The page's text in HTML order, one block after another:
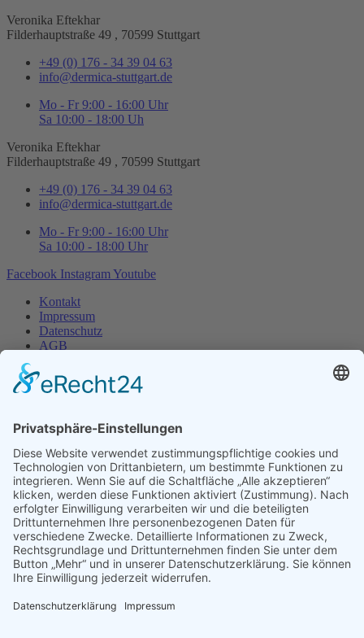
Veronika Eftekhar
Filderhauptstraße 49 , 70599 Stuttgart
+49 (0) 176 - 34 39 04 63
info@dermica-stuttgart.de
Mo - Fr 9:00 - 16:00 Uhr
Sa 10:00 - 18:00 Uh
Veronika Eftekhar
Filderhauptstraße 49 , 70599 Stuttgart
+49 (0) 176 - 34 39 04 63
info@dermica-stuttgart.de
Mo - Fr 9:00 - 16:00 Uhr
Sa 10:00 - 18:00 Uhr
Facebook Instagram Youtube
Kontakt
Impressum
Datenschutz
AGB